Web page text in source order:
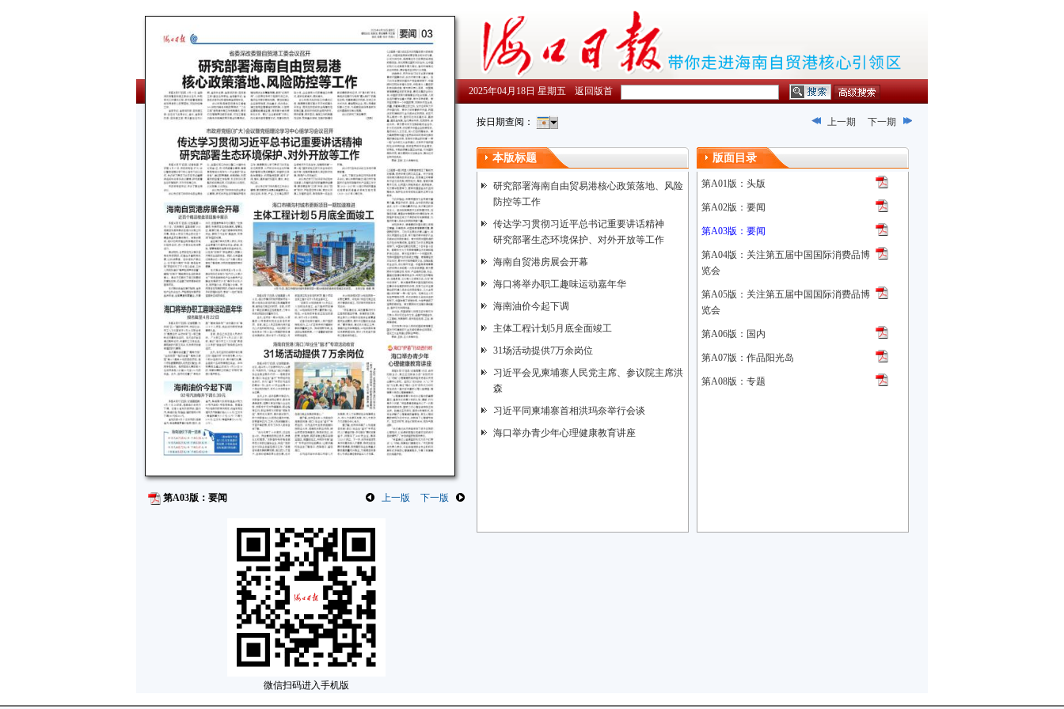
2025年04月18日 星期五 返回版首
第A03版：要闻 上一版 下一版
微信扫码进入手机版
按日期查阅： 上一期 下一期
本版标题
研究部署海南自由贸易港核心政策落地、风险
防控等工作
传达学习贯彻习近平总书记重要讲话精神
研究部署生态环境保护、对外开放等工作
海南自贸港房展会开幕
海口将举办职工趣味运动嘉年华
海南油价今起下调
主体工程计划5月底全面竣工
31场活动提供7万余岗位
习近平会见柬埔寨人民党主席、参议院主席洪
森
习近平同柬埔寨首相洪玛奈举行会谈
海口举办青少年心理健康教育讲座
版面目录
第A01版：头版
第A02版：要闻
第A03版：要闻
第A04版：关注第五届中国国际消费品博
览会
第A05版：关注第五届中国国际消费品博
览会
第A06版：国内
第A07版：作品阳光岛
第A08版：专题